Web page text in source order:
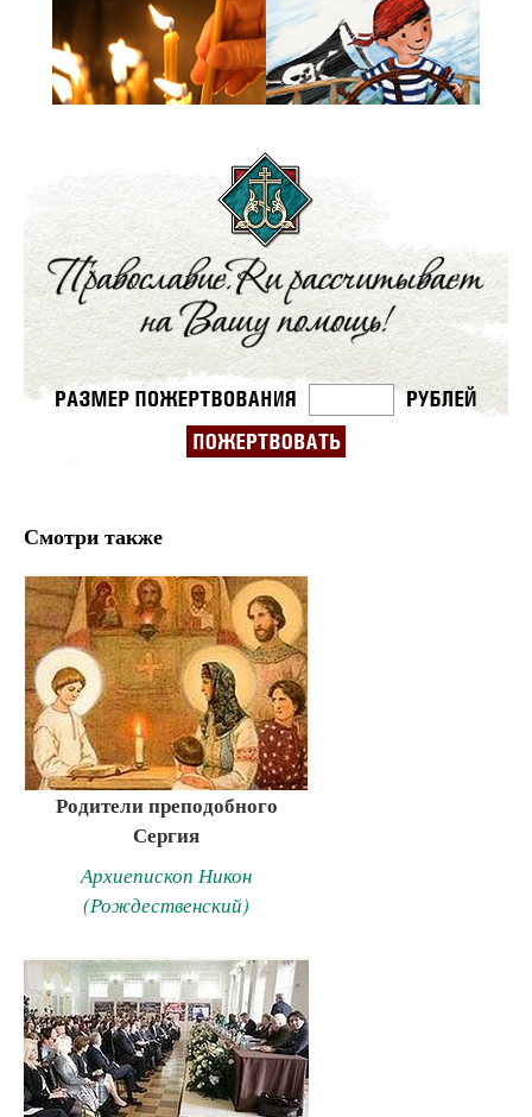
Смотри также
Родители преподобного
Сергия
Архиепископ Никон
(Рождественский)